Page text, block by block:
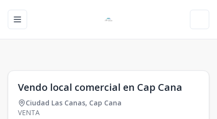
Toggle navigation menu
Vendo local comercial en Cap Cana
Ciudad Las Canas, Cap Cana
VENTA